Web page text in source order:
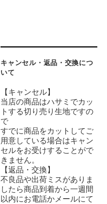
キャンセル・返品・交換につ
いて
【キャンセル】
当店の商品はハサミでカッ
トする切り売り生地ですの
で
すでに商品をカットしてご
用意している場合はキャン
セルをお受けすることがで
きません。
【返品・交換】
不良品や出荷ミスがありま
したら商品到着から一週間
以内にお電話かメールにて